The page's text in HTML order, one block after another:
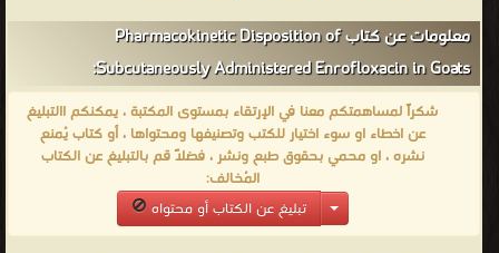
معلومات عن كتاب Pharmacokinetic Disposition of
Subcutaneously Administered Enrofloxacin in Goats:
شكراً لمساهمتكم معنا في الإرتقاء بمستوى المكتبة ، يمكنكم االتبليغ
عن اخطاء او سوء اختيار للكتب وتصنيفها ومحتواها ، أو كتاب يُمنع
نشره ، او محمي بحقوق طبع ونشر ، فضلاً قم بالتبليغ عن الكتاب
المُخالف:
تبليغ عن الكتاب أو محتواه